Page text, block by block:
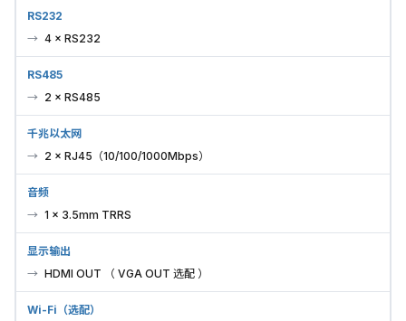
RS232
4 × RS232
RS485
2 × RS485
千兆以太网
2 × RJ45（10/100/1000Mbps）
音频
1 × 3.5mm TRRS
显示输出
HDMI OUT （ VGA OUT 选配 ）
Wi-Fi（选配）